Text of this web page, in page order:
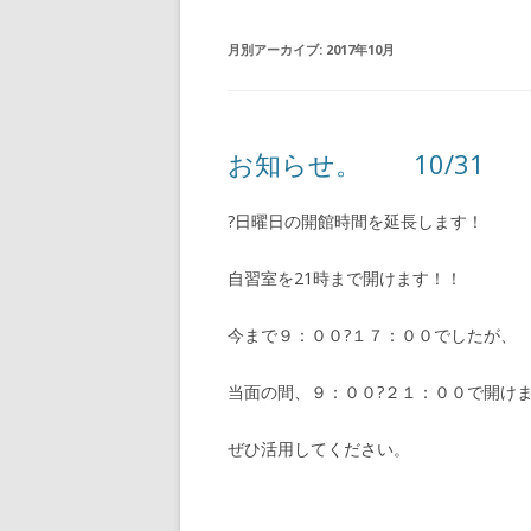
月別アーカイブ: 2017年10月
お知らせ。 10/31
?日曜日の開館時間を延長します！
自習室を21時まで開けます！！
今まで９：００?１７：００でしたが、
当面の間、９：００?２１：００で開け
ぜひ活用してください。